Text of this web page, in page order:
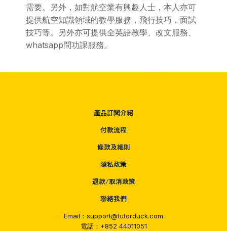
需要。另外，如對航空業有興趣人士，本人亦可
提供航空知識領域的教學服務，飛行技巧，面試
技巧等。另外亦可提供全英語教學、改文服務、
whatsapp問功課服務。
產品訂閱介紹
付款流程
條款及細則
隱私政策
退款/取消政策
聯絡我們
Email：support@tutorduck.com
電話：+852 44011051